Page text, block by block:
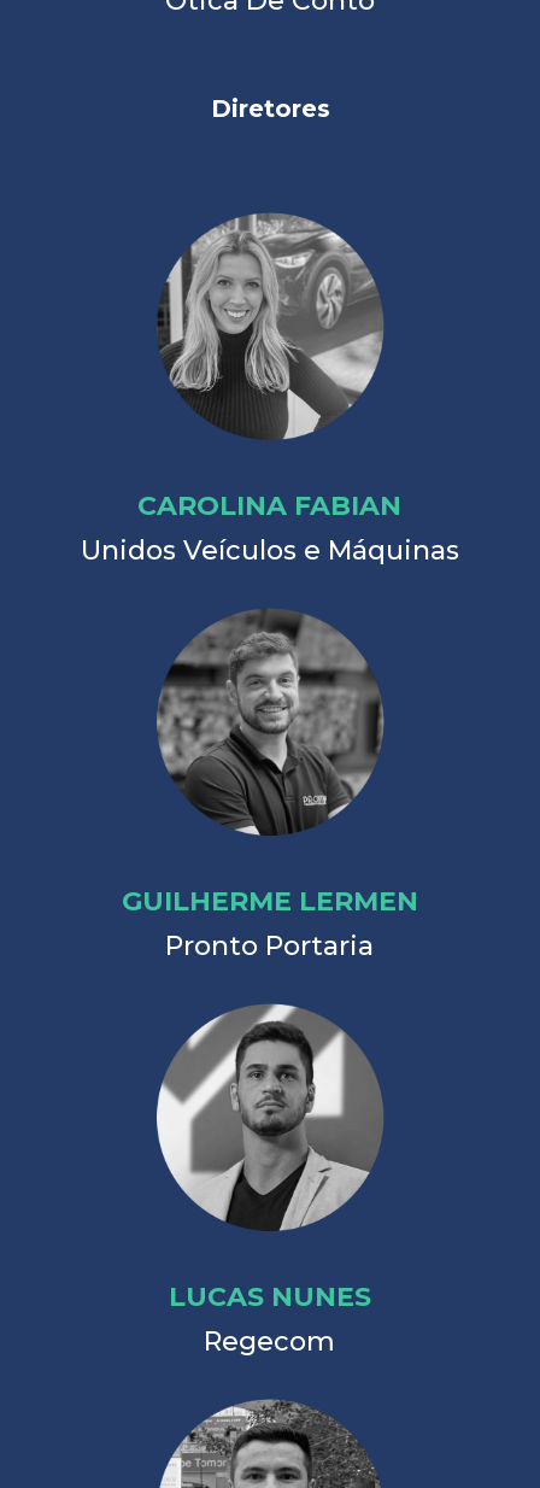
Diretores
CAROLINA FABIAN
Unidos Veículos e Máquinas
GUILHERME LERMEN
Pronto Portaria
LUCAS NUNES
Regecom